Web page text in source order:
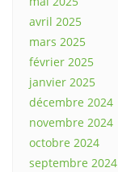
avril 2025
mars 2025
février 2025
janvier 2025
décembre 2024
novembre 2024
octobre 2024
septembre 2024